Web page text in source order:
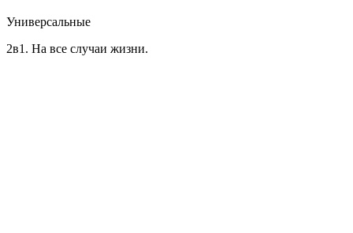
Универсальные
2в1. На все случаи жизни.